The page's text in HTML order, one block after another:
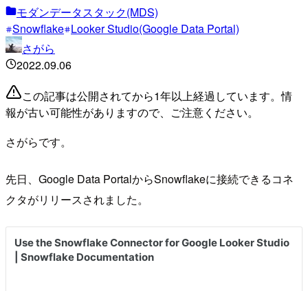
モダンデータスタック(MDS)
Snowflake Looker Studio(Google Data Portal)
さがら
2022.09.06
この記事は公開されてから1年以上経過しています。情
報が古い可能性がありますので、ご注意ください。
さがらです。
先日、Google Data PortalからSnowflakeに接続できるコネ
クタがリリースされました。